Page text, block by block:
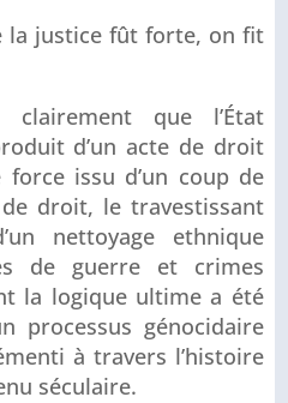
la justice fût forte, on fit
que l’État
d’un acte de droit
issu d’un coup de
droit, le travestissant
nettoyage ethnique
de guerre et crimes
la logique ultime a été
processus génocidaire
à travers l’histoire
séculaire.